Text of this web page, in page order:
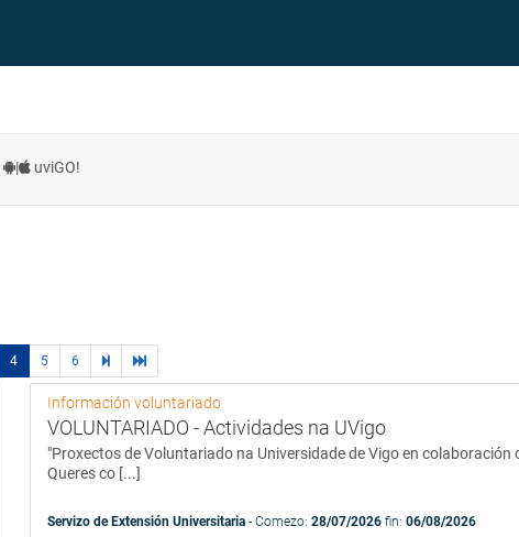
| uviGO!
4 5 6
páginas
Información voluntariado
VOLUNTARIADO - Actividades na UVigo
"Proxectos de Voluntariado na Universidade de Vigo en colaboración
Queres co [...]
Servizo de Extensión Universitaria - Comezo: 28/07/2026 fin: 06/08/2026